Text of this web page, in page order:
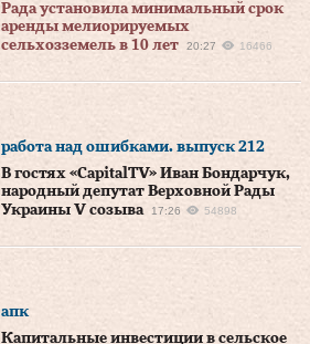
Рада установила минимальный срок
аренды мелиорируемых
сельхозземель в 10 лет
20:27 16466
работа над ошибками. выпуск 212
В гостях «CapitalTV» Иван Бондарчук,
народный депутат Верховной Рады
Украины V созыва
17:26 54898
апк
Капитальные инвестиции в сельское